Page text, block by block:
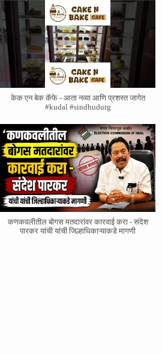
केक एन बेक कॅफे - आता नव्या आणि प्रशस्त जागेत
#kudal #sindhudurg
कणकवलीतील बोगस मतदारांवर‌ कारवाई करा - संदेश
पारकर यांची यांची जिल्हाधिकाऱ्याकडे मागणी